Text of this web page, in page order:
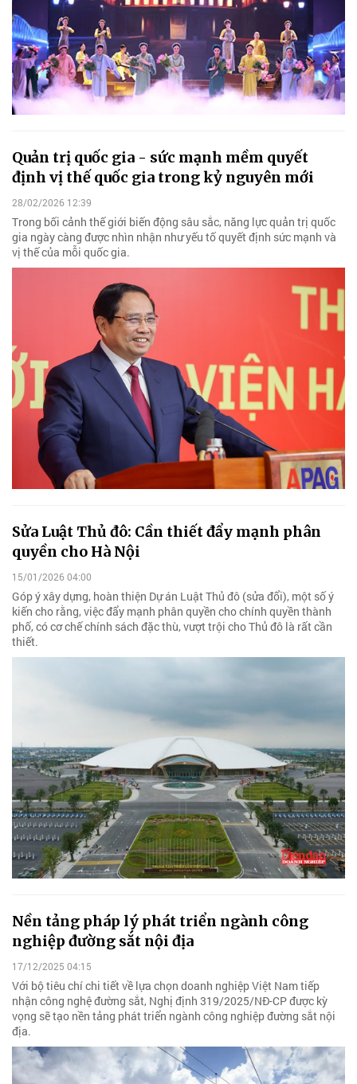
Quản trị quốc gia - sức mạnh mềm quyết
định vị thế quốc gia trong kỷ nguyên mới
28/02/2026 12:39
Trong bối cảnh thế giới biến động sâu sắc, năng lực quản trị quốc
gia ngày càng được nhìn nhận như yếu tố quyết định sức mạnh và
vị thế của mỗi quốc gia.
Sửa Luật Thủ đô: Cần thiết đẩy mạnh phân
quyền cho Hà Nội
15/01/2026 04:00
Góp ý xây dựng, hoàn thiện Dự án Luật Thủ đô (sửa đổi), một số ý
kiến cho rằng, việc đẩy mạnh phân quyền cho chính quyền thành
phố, có cơ chế chính sách đặc thù, vượt trội cho Thủ đô là rất cần
thiết.
Nền tảng pháp lý phát triển ngành công
nghiệp đường sắt nội địa
17/12/2025 04:15
Với bộ tiêu chí chi tiết về lựa chọn doanh nghiệp Việt Nam tiếp
nhận công nghệ đường sắt, Nghị định 319/2025/NĐ-CP được kỳ
vọng sẽ tạo nền tảng phát triển ngành công nghiệp đường sắt nội
địa.